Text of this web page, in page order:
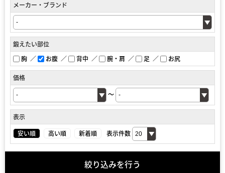
メーカー・ブランド
鍛えたい部位
胸
お腹 背中 腕・肩 足 お尻
価格
～
表示
安い順
高い順 新着順 表示件数
絞り込みを行う